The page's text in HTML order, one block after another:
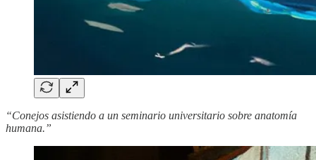
“Conejos asistiendo a un seminario universitario sobre anatomía
humana.”